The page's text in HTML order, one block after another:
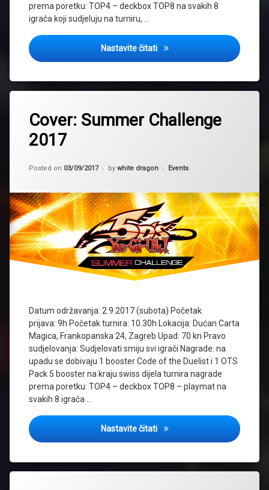
prema poretku: TOP4 – deckbox TOP8 na svakih 8
igrača koji sudjeluju na turniru, …
Nastavite čitati Najava: Regionalni turnir 12/
Cover: Summer Challenge
2017
Posted on 03/09/2017
Updated on 18/09/2017
by white dragon Kategorije:
Events
Datum održavanja: 2.9.2017 (subota) Početak
prijava: 9h Početak turnira: 10.30h Lokacija: Dućan Carta
Magica, Frankopanska 24, Zagreb Upad: 70 kn Pravo
sudjelovanja: Sudjelovati smiju svi igrači Nagrade: na
upadu se dobivaju 1 booster Code of the Duelist i 1 OTS
Pack 5 booster na kraju swiss dijela turnira nagrade
prema poretku: TOP4 – deckbox TOP8 – playmat na
svakih 8 igrača …
Nastavite čitati Cover: Summer Challenge
2017
Challenge